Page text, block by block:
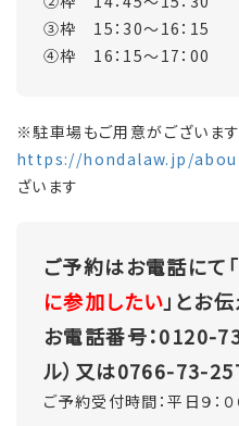
③枠 15：30～16：15
④枠 16：15～17：00
※駐車場もご用意がございま
https://hondalaw.jp/
ざいます
ご予約はお電話にて「
に参加したい」とお
お電話番号：0120-
ル）又は0766-73-
ご予約受付時間：平日９：０